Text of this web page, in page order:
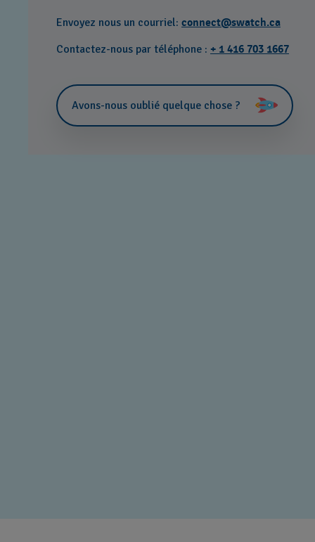
Envoyez nous un courriel: connect@swatch.ca
Contactez-nous par téléphone : + 1 416 703 1667
Avons-nous oublié quelque chose ?